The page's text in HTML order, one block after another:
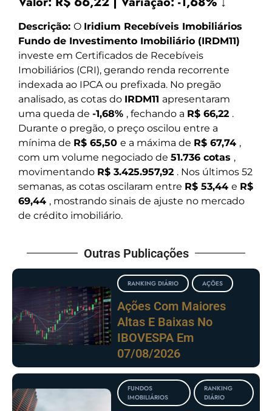
Descrição: O Iridium Recebíveis Imobiliários
Fundo de Investimento Imobiliário (IRDM11)
investe em Certificados de Recebíveis
Imobiliários (CRI), gerando renda recorrente
indexada ao IPCA ou prefixada. No pregão
analisado, as cotas do IRDM11 apresentaram
uma queda de -1,68% , fechando a R$ 66,22 .
Durante o pregão, o preço oscilou entre a
mínima de R$ 65,50 e a máxima de R$ 67,74 ,
com um volume negociado de 51.736 cotas ,
movimentando R$ 3.425.957,92 . Nos últimos 52
semanas, as cotas oscilaram entre R$ 53,44 e R$
69,44 , mostrando sinais de ajuste no mercado
de crédito imobiliário.
Outras Publicações
RANKING DIÁRIO AÇÕES
Ações Com Maiores
Altas E Baixas No
IBOVESPA Em
07/08/2026
FUNDOS
IMOBILIÁRIOS
RANKING
DIÁRIO